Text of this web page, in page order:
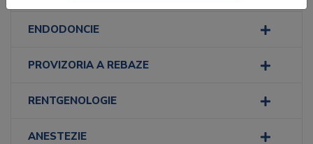
ENDODONCIE
PROVIZORIA A REBAZE
RENTGENOLOGIE
ANESTEZIE